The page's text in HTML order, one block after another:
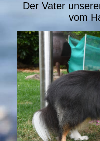
Der Vater
vom